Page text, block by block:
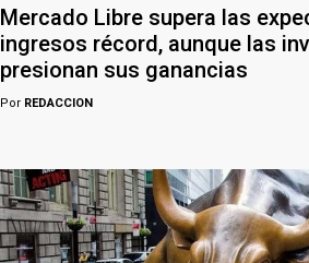
Mercado Libre supera las
ingresos récord, aunque las
presionan sus ganancias
Por REDACCION